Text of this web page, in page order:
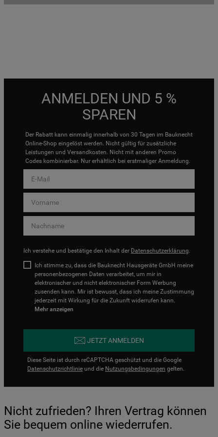
ANMELDEN UND 5 %
SPAREN
Der Rabatt kann einmalig innerhalb von 30 Tagen im Bauknecht
Online-Shop eingelöst werden. Nicht gültig für zusätzliche
Leistungen und Versandkosten. Nicht mit anderen Promo
Codes kombinierbar. Nur erhältlich bei erstmaliger Anmeldung.
Ich verstehe und bestätige den Inhalt der Datenschutzerklärung.
Ich stimme zu, dass die Bauknecht Hausgeräte GmbH meine
personenbezogenen Daten verarbeitet, um mir in
elektronischer und nicht elektronischer Form Werbung
zusenden kann. Mir ist bewusst, dass ich meine Zustimmung
jederzeit mit Wirkung für die Zukunft widerrufen kann.
Mehr anzeigen
JETZT ANMELDEN
Diese Seite ist durch reCAPTCHA geschützt und die Google
Datenschutzrichtlinie und die Nutzungsbedingungen gelten.
Nicht zufrieden? Ihren Vertrag können
Sie bequem online wiederrufen.